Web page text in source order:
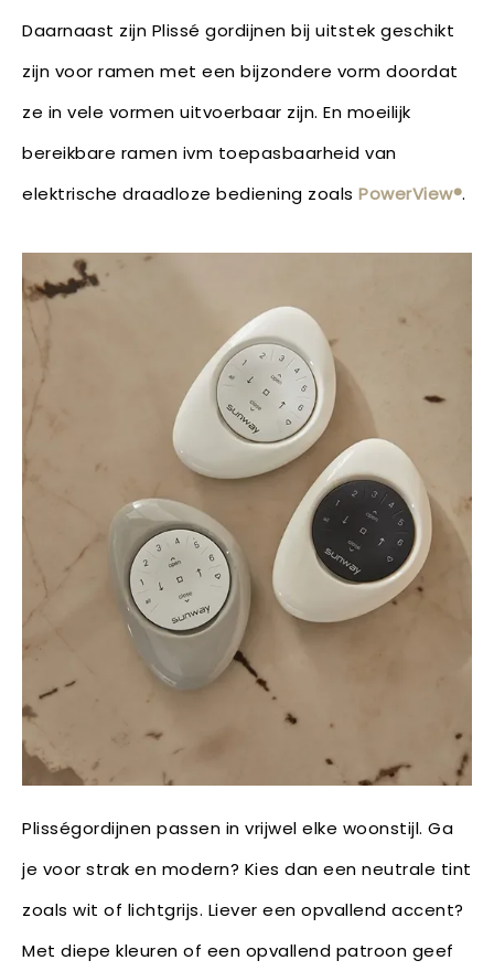
Daarnaast zijn Plissé gordijnen bij uitstek geschikt
zijn voor ramen met een bijzondere vorm doordat
ze in vele vormen uitvoerbaar zijn. En moeilijk
bereikbare ramen ivm toepasbaarheid van
elektrische draadloze bediening zoals PowerView®.
Plisségordijnen passen in vrijwel elke woonstijl. Ga
je voor strak en modern? Kies dan een neutrale tint
zoals wit of lichtgrijs. Liever een opvallend accent?
Met diepe kleuren of een opvallend patroon geef